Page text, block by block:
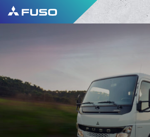
KONTAKT
Haben Sie weitere Fragen?
Senden Sie uns Ihre Anfrage über